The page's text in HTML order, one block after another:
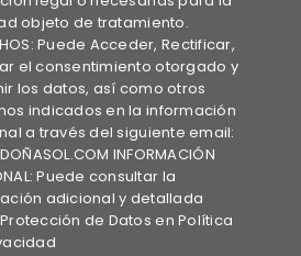
objeto de tratamiento.
Puede Acceder, Rectificar,
el consentimiento otorgado y
los datos, así como otros
indicados en la información
a través del siguiente email:
INFORMACIÓN
Puede consultar la
adicional y detallada
de Datos en Política